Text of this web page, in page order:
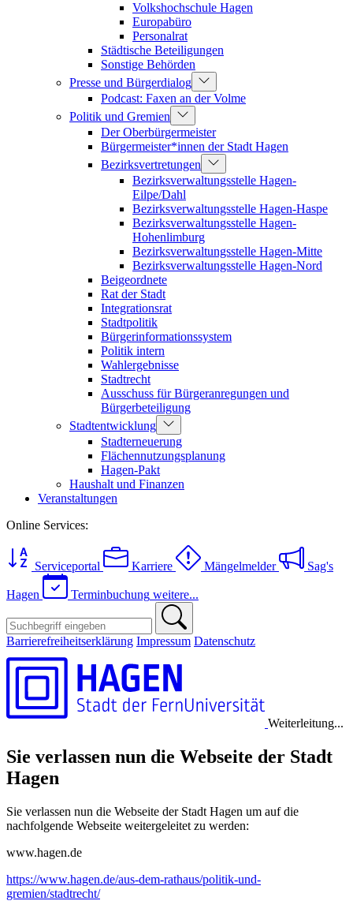
Volkshochschule Hagen
Europabüro
Personalrat
Städtische Beteiligungen
Sonstige Behörden
Presse und Bürgerdialog
Podcast: Faxen an der Volme
Politik und Gremien
Der Oberbürgermeister
Bürgermeister*innen der Stadt Hagen
Bezirksvertretungen
Bezirksverwaltungsstelle Hagen-
Eilpe/Dahl
Bezirksverwaltungsstelle Hagen-Haspe
Bezirksverwaltungsstelle Hagen-
Hohenlimburg
Bezirksverwaltungsstelle Hagen-Mitte
Bezirksverwaltungsstelle Hagen-Nord
Beigeordnete
Rat der Stadt
Integrationsrat
Stadtpolitik
Bürgerinformationssystem
Politik intern
Wahlergebnisse
Stadtrecht
Ausschuss für Bürgeranregungen und
Bürgerbeteiligung
Stadtentwicklung
Stadterneuerung
Flächennutzungsplanung
Hagen-Pakt
Haushalt und Finanzen
Veranstaltungen
Online Services:
Serviceportal Karriere Mängelmelder Sag's
Hagen Terminbuchung weitere...
Barrierefreiheitserklärung Impressum Datenschutz
Weiterleitung...
Sie verlassen nun die Webseite der Stadt
Hagen
Sie verlassen nun die Webseite der Stadt Hagen um auf die
nachfolgende Webseite weitergeleitet zu werden:
www.hagen.de
https://www.hagen.de/aus-dem-rathaus/politik-und-
gremien/stadtrecht/